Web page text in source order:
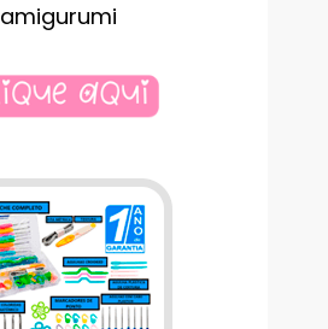
amigurumi